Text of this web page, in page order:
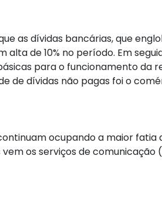
as dívidas bancárias, que
de 10% no período. Em
para o funcionamento da
de dívidas não pagas foi o
ocupando a maior fatia
os serviços de